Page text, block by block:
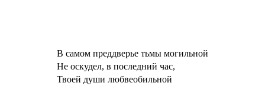
В самом преддверье тьмы могильной
Не оскудел, в последний час,
Твоей души любвеобильной